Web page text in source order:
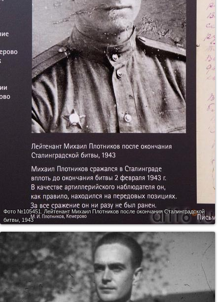
Фото №105451.
Лейтенант Михаил Плотников после окончания Сталинградской
битвы, 1943